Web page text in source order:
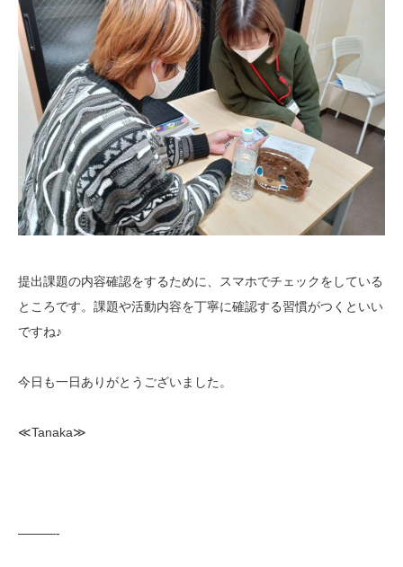
提出課題の内容確認をするために、スマホでチェックをしている
ところです。課題や活動内容を丁寧に確認する習慣がつくといい
ですね♪
今日も一日ありがとうございました。
≪Tanaka≫
———-